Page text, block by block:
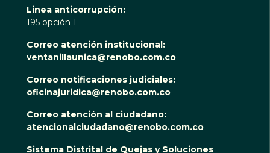
Linea anticorrupción:
195 opción 1
Correo atención institucional:
ventanillaunica@renobo.com.co
Correo notificaciones judiciales:
oficinajuridica@renobo.com.co
Correo atención al ciudadano:
atencionalciudadano@renobo.com.co
Sistema Distrital de Quejas y Soluciones